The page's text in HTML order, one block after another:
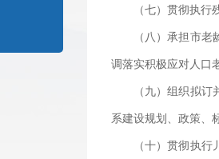
（七）贯彻执
（八）承担市
调落实积极应对人口
（九）组织拟
系建设规划、政策、
（十）贯彻执